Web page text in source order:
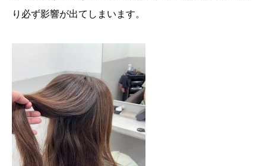
り必ず影響が出てしまいます。